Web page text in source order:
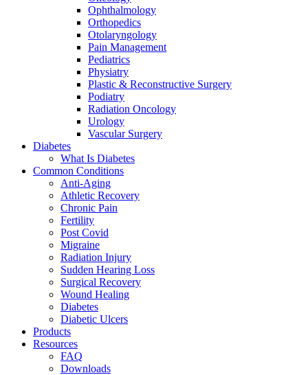
Ophthalmology
Orthopedics
Otolaryngology
Pain Management
Pediatrics
Physiatry
Plastic & Reconstructive Surgery
Podiatry
Radiation Oncology
Urology
Vascular Surgery
Diabetes
What Is Diabetes
Common Conditions
Anti-Aging
Athletic Recovery
Chronic Pain
Fertility
Post Covid
Migraine
Radiation Injury
Sudden Hearing Loss
Surgical Recovery
Wound Healing
Diabetes
Diabetic Ulcers
Products
Resources
FAQ
Downloads